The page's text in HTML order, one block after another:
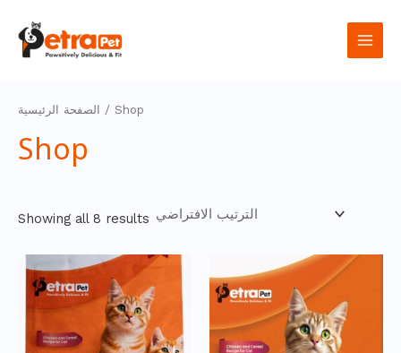
المحتوى
الصفحة الرئيسية / Shop
Shop
Showing all 8 results